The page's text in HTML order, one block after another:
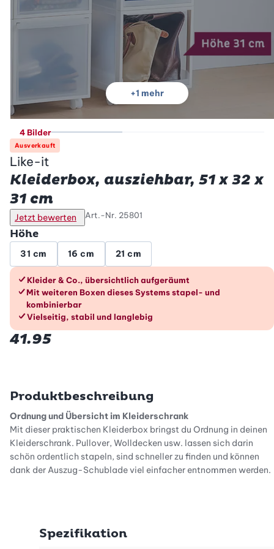
+1 mehr
4 Bilder
Ausverkauft
Like-it
Kleiderbox, ausziehbar, 51 x 32 x
31 cm
Jetzt bewerten Art.-Nr. 25801
Höhe
31 cm 16 cm 21 cm
Die Vorteile im Überblick
Kleider & Co., übersichtlich aufgeräumt
Mit weiteren Boxen dieses Systems stapel- und
kombinierbar
Vielseitig, stabil und langlebig
41.95
Produktbeschreibung
Ordnung und Übersicht im Kleiderschrank
Mit dieser praktischen Kleiderbox bringst du Ordnung in deinen
Kleiderschrank. Pullover, Wolldecken usw. lassen sich darin
schön ordentlich stapeln, sind schneller zu finden und können
dank der Auszug-Schublade viel einfacher entnommen werden.
mehreren Boxen dieses Systems kannst du beispielsweise die
Spezifikation